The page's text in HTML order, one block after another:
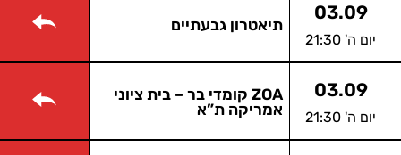
03.09
יום ה' 21:30
תיאטרון גבעתיים
03.09
יום ה' 21:30
ZOA קומדי בר – בית ציוני
אמריקה ת”א